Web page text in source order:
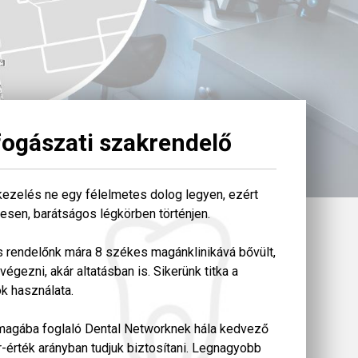
szakrendelő
ne egy félelmetes dolog legyen, ezért
barátságos légkörben történjen.
mára 8 székes magánklinikává bővült,
akár altatásban is. Sikerünk titka a
használata.
foglaló Dental Networknek hála kedvező
arányban tudjuk biztosítani. Legnagyobb